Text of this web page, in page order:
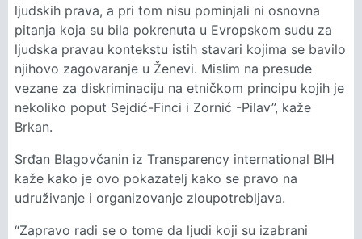
ljudskih prava, a pri tom nisu pominjali ni osnovna
pitanja koja su bila pokrenuta u Evropskom sudu za
ljudska pravau kontekstu istih stavari kojima se bavilo
njihovo zagovaranje u Ženevi. Mislim na presude
vezane za diskriminaciju na etničkom principu kojih je
nekoliko poput Sejdić-Finci i Zornić -Pilav”, kaže
Brkan.
Srđan Blagovčanin iz Transparency international BIH
kaže kako je ovo pokazatelj kako se pravo na
udruživanje i organizovanje zloupotrebljava.
“Zapravo radi se o tome da ljudi koji su izabrani